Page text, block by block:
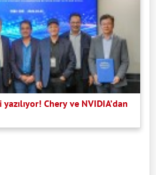
Chery ve NVIDIA’dan